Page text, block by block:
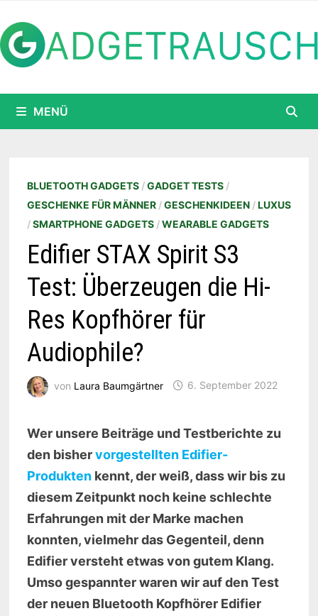
Inhalt
springen
MENÜ
BLUETOOTH GADGETS/GADGET TESTS/
GESCHENKE FÜR MÄNNER/GESCHENKIDEEN/LUXUS
/SMARTPHONE GADGETS/WEARABLE GADGETS
Edifier STAX Spirit S3
Test: Überzeugen die Hi-
Res Kopfhörer für
Audiophile?
von Laura Baumgärtner 6. September 2022
Wer unsere Beiträge und Testberichte zu
den bishervorgestellten Edifier-
Produktenkennt, der weiß, dass wir bis zu
diesem Zeitpunkt noch keine schlechte
Erfahrungen mit der Marke machen
konnten, vielmehr das Gegenteil, denn
Edifier versteht etwas von gutem Klang.
Umso gespannter waren wir auf den Test
der neuen Bluetooth Kopfhörer Edifier